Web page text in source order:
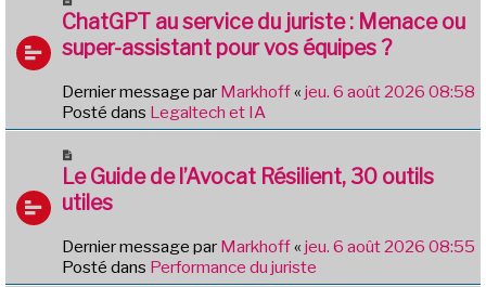
s
a
g
o
u
v
a
u
s
s
g
e
ChatGPT au service du juriste : Menace ou
super-assistant pour vos équipes ?
Dernier message par Markhoff« jeu. 6 août 2026 08:58
Posté dans Legaltech et IA
o
u
v
a
u
Le Guide de l’Avocat Résilient, 30 outils
utiles
Dernier message par Markhoff« jeu. 6 août 2026 08:55
Posté dans Performance du juriste